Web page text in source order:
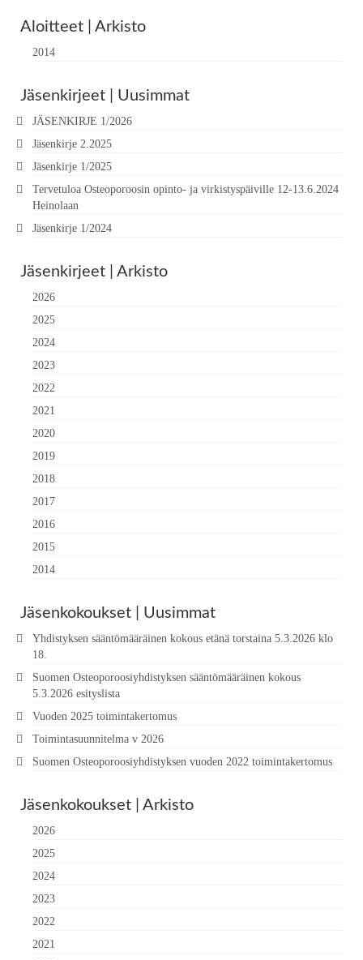
Aloitteet | Arkisto
2014
Jäsenkirjeet | Uusimmat
JÄSENKIRJE 1/2026
Jäsenkirje 2.2025
Jäsenkirje 1/2025
Tervetuloa Osteoporoosin opinto- ja virkistyspäiville 12-13.6.2024
Heinolaan
Jäsenkirje 1/2024
Jäsenkirjeet | Arkisto
2026
2025
2024
2023
2022
2021
2020
2019
2018
2017
2016
2015
2014
Jäsenkokoukset | Uusimmat
Yhdistyksen sääntömääräinen kokous etänä torstaina 5.3.2026 klo
18.
Suomen Osteoporoosiyhdistyksen sääntömääräinen kokous
5.3.2026 esityslista
Vuoden 2025 toimintakertomus
Toimintasuunnitelma v 2026
Suomen Osteoporoosiyhdistyksen vuoden 2022 toimintakertomus
Jäsenkokoukset | Arkisto
2026
2025
2024
2023
2022
2021